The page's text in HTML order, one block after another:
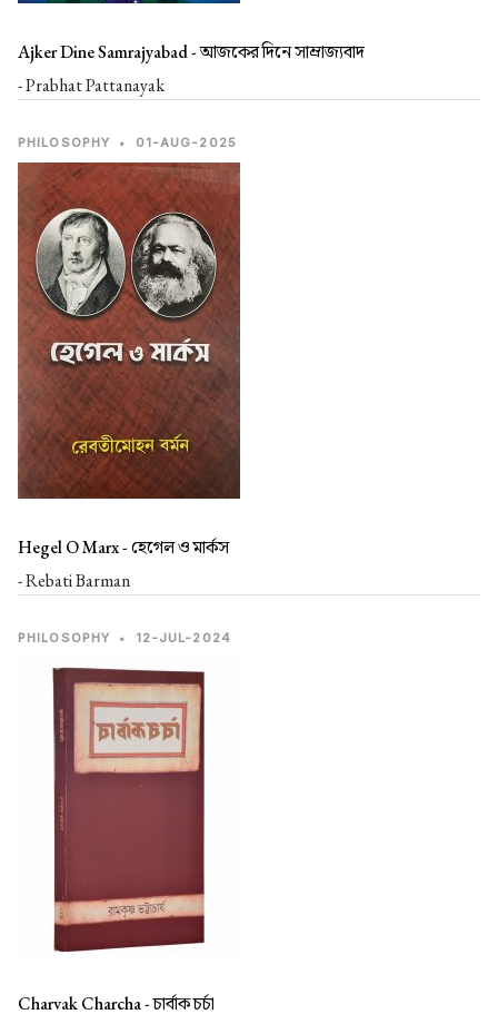
Ajker Dine Samrajyabad -আজকের দিনে সাম্রাজ্যবাদ
- Prabhat Pattanayak
PHILOSOPHY • 01-AUG-2025
Hegel O Marx -হেগেল ও মার্কস
- Rebati Barman
PHILOSOPHY • 12-JUL-2024
Charvak Charcha -চার্বাক চর্চা